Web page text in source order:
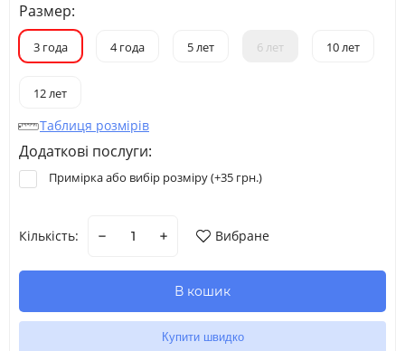
Размер:
3 года 4 года 5 лет 6 лет 10 лет
12 лет
Таблиця розмірів
Додаткові послуги:
Примірка або вибір розміру (+35 грн.)
Кількість: Вибране
В кошик
Купити швидко